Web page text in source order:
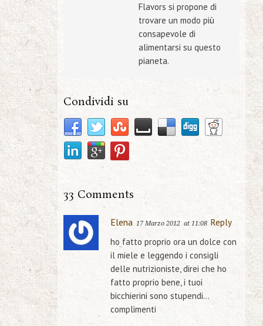
Flavors si propone di
trovare un modo più
consapevole di
alimentarsi su questo
pianeta.
Condividi su
33 Comments
Elena 17 Marzo 2012 at 11:08 Reply
ho fatto proprio ora un dolce con
il miele e leggendo i consigli
delle nutrizioniste, direi che ho
fatto proprio bene, i tuoi
bicchierini sono stupendi…
complimenti